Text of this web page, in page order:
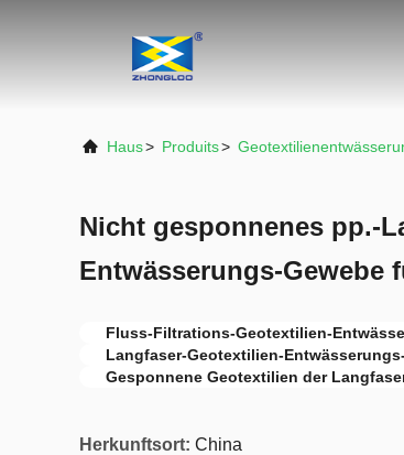
Haus> Produits>
Nicht gesponnenes pp.-
Entwässerungs-Gewebe
Fluss-Filtrations-Geotextilien-
Langfaser-Geotextilien-
Gesponnene Geotextilien der
Herkunftsort: China